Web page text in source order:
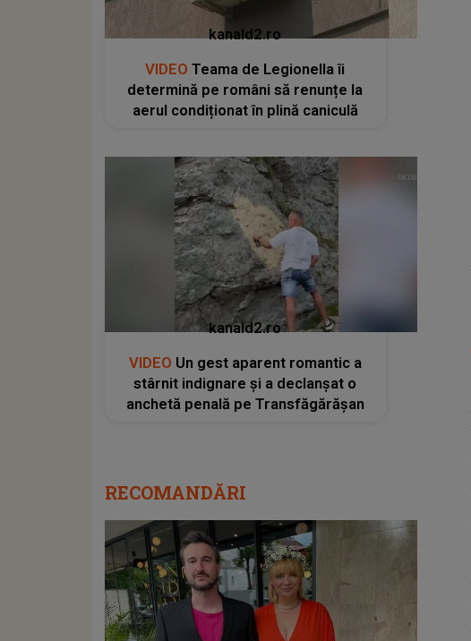
kanald2.ro
VIDEO Teama de Legionella îi
determină pe români să renunțe la
aerul condiționat în plină caniculă
kanald2.ro
VIDEO Un gest aparent romantic a
stârnit indignare și a declanșat o
anchetă penală pe Transfăgărășan
RECOMANDĂRI